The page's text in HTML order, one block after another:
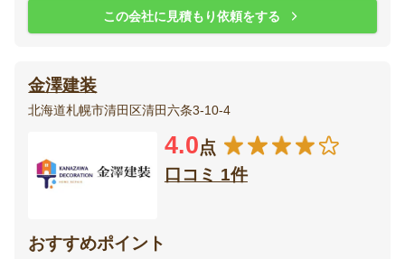
この会社に見積もり依頼をする
金澤建装
北海道札幌市清田区清田六条3-10-4
4.0点
口コミ 1件
おすすめポイント